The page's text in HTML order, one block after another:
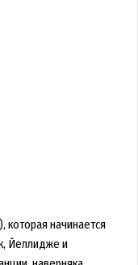
которая начинается
Йеллидже и